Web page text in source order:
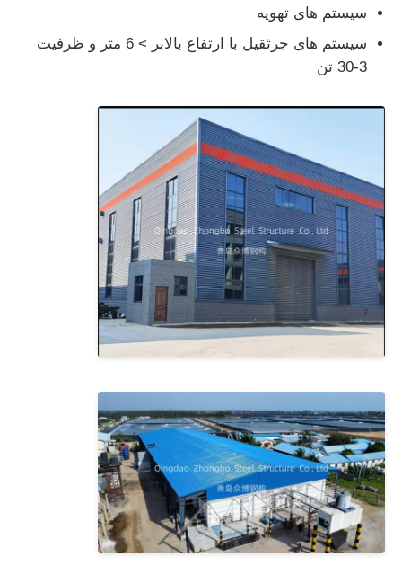
سیستم های تهویه
سیستم های جرثقیل با ارتفاع بالابر > 6 متر و ظرفیت
3-30 تن